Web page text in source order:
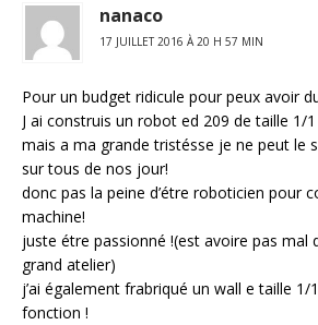
nanaco
17 JUILLET 2016 À 20 H 57 MIN
Pour un budget ridicule pour peux avoir
J ai construis un robot ed 209 de taille 1/1
mais a ma grande tristésse je ne peut le
sur tous de nos jour!
donc pas la peine d’étre roboticien pour
machine!
juste étre passionné !(est avoire pas mal
grand atelier)
j’ai également frabriqué un wall e taille 1/
fonction !